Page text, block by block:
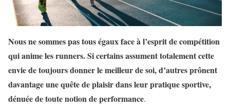
Nous ne sommes pas tous égaux face à l’esprit de compétition
qui anime les runners. Si certains assument totalement cette
envie de toujours donner le meilleur de soi, d’autres prônent
davantage une quête de plaisir dans leur pratique sportive,
dénuée de toute notion de performance.